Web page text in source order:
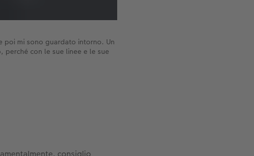
mi sono guardato intorno. Un
con le sue linee e le sue
consiglio